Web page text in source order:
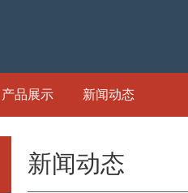
产品展示 新闻动态
新闻动态